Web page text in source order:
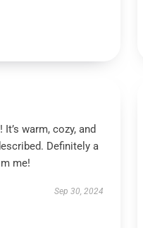
warm, cozy, and
Definitely a
me!
Sep 30, 2024